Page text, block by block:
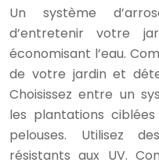
Un système
d’entretenir votre
économisant l’eau.
de votre jardin et
Choisissez entre un
les plantations
pelouses. Utilisez
résistants aux UV.